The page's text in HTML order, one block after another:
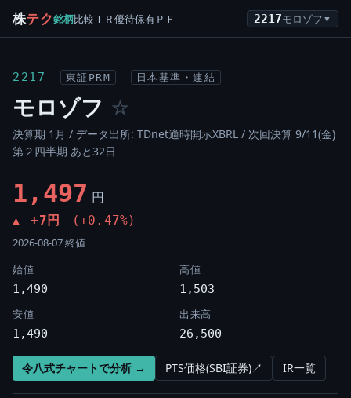
株テク銘柄比較 ＩＲ優待保有ＰＦ 2217モロゾフ ▼
2217 東証PRM 日本基準・連結
モロゾフ ☆
決算期 1月 / データ出所: TDnet適時開示XBRL / 次回決算 9/11(金)
第２四半期 あと32日
1,497 円
▲ +7円 (+0.47%)
2026-08-07 終値
始値
1,490
高値
1,503
安値
1,490
出来高
26,500
令八式チャートで分析 → PTS価格(SBI証券)↗ IR一覧